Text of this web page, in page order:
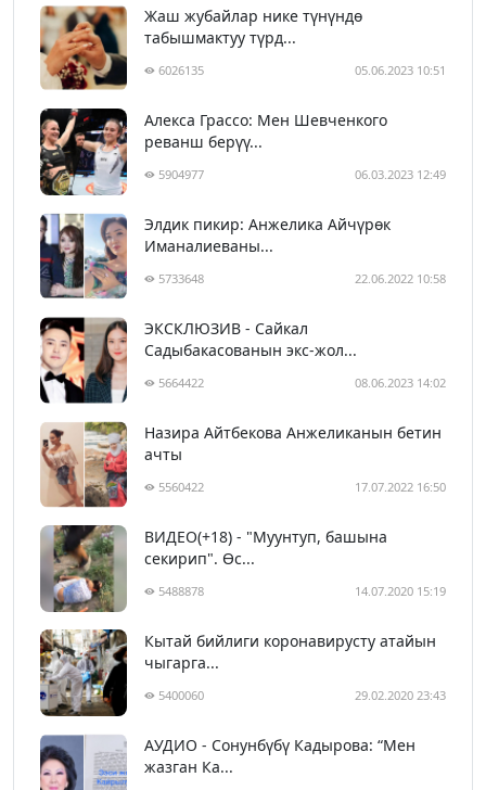
Жаш жубайлар нике түнүндө
табышмактуу түрд...
6026135 05.06.2023 10:51
Алекса Грассо: Мен Шевченкого
реванш берүү...
5904977 06.03.2023 12:49
Элдик пикир: Анжелика Айчүрөк
Иманалиеваны...
5733648 22.06.2022 10:58
ЭКСКЛЮЗИВ - Сайкал
Садыбакасованын экс-жол...
5664422 08.06.2023 14:02
Назира Айтбекова Анжеликанын бетин
ачты
5560422 17.07.2022 16:50
ВИДЕО(+18) - "Муунтуп, башына
секирип". Өс...
5488878 14.07.2020 15:19
Кытай бийлиги коронавирусту атайын
чыгарга...
5400060 29.02.2020 23:43
АУДИО - Сонунбүбү Кадырова: “Мен
жазган Ка...